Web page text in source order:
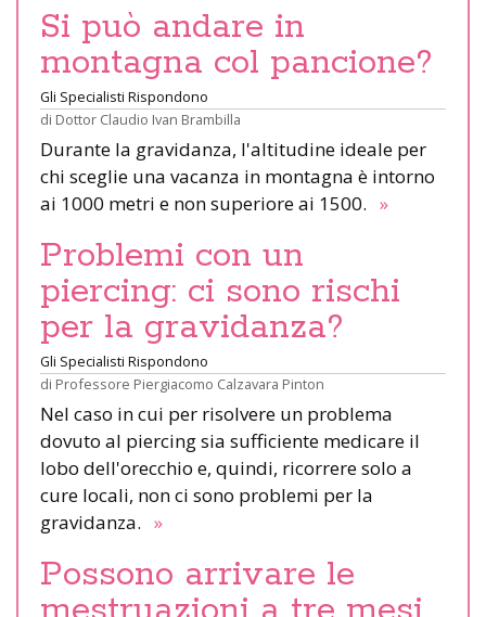
Si può andare in
montagna col pancione?
Gli Specialisti Rispondono
di Dottor Claudio Ivan Brambilla
Durante la gravidanza, l'altitudine ideale per
chi sceglie una vacanza in montagna è intorno
ai 1000 metri e non superiore ai 1500. »
Problemi con un
piercing: ci sono rischi
per la gravidanza?
Gli Specialisti Rispondono
di Professore Piergiacomo Calzavara Pinton
Nel caso in cui per risolvere un problema
dovuto al piercing sia sufficiente medicare il
lobo dell'orecchio e, quindi, ricorrere solo a
cure locali, non ci sono problemi per la
gravidanza. »
Possono arrivare le